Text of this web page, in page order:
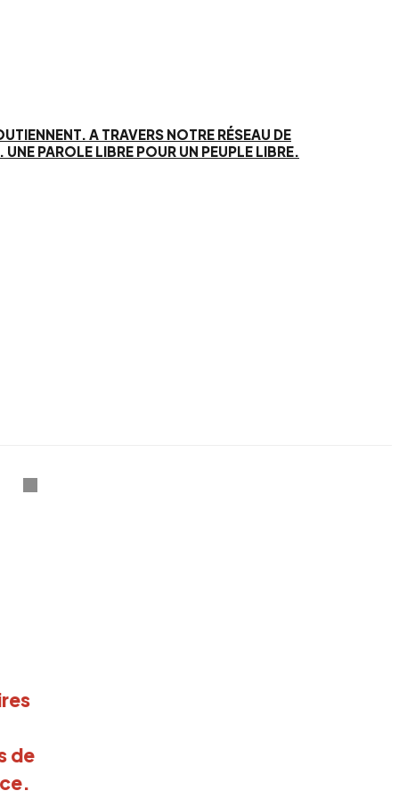
A TRAVERS NOTRE RÉSEAU DE
PAROLE LIBRE POUR UN PEUPLE LIBRE.
de